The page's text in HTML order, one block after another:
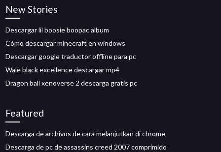
New Stories
Descargar lil boosie boopac album
Cómo descargar minecraft en windows
Descargar google traductor offline para pc
Wale black excellence descargar mp4
Dragon ball xenoverse 2 descarga gratis pc
Featured
Descarga de archivos de cara melanjutkan di chrome
Descarga de pc de assassins creed 2007 comprimido